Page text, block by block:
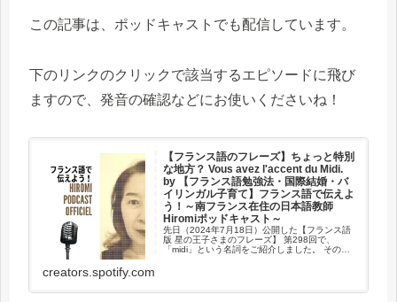
この記事は、ポッドキャストでも配信しています。
下のリンクのクリックで該当するエピソードに飛び
ますので、発音の確認などにお使いくださいね！
【フランス語のフレーズ】ちょっと特別
な地方？ Vous avez l'accent du Midi.
by 【フランス語勉強法・国際結婚・バ
イリンガル子育て】フランス語で伝えよ
う！～南フランス在住の日本語教師
Hiromiポッドキャスト～
先日（2024年7月18日）公開した【フランス語
版 星の王子さまのフレーズ】 第298回で、
「midi」という名詞をご紹介しました。 その中
creators.spotify.com